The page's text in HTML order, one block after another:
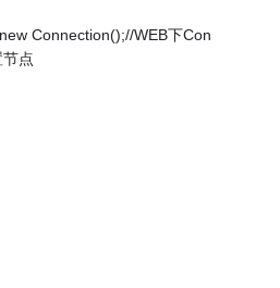
Connection();//WEB下Con
点